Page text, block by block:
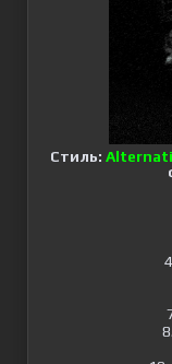
Стиль: